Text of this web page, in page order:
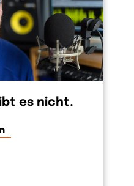
es nicht.